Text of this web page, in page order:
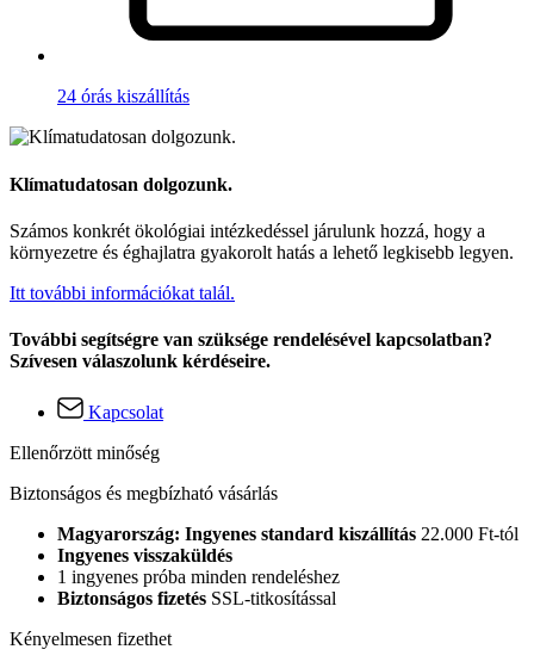
24 órás kiszállítás
Klímatudatosan dolgozunk.
Számos konkrét ökológiai intézkedéssel járulunk hozzá, hogy a
környezetre és éghajlatra gyakorolt hatás a lehető legkisebb legyen.
Itt további információkat talál.
További segítségre van szüksége rendelésével kapcsolatban?
Szívesen válaszolunk kérdéseire.
Kapcsolat
Ellenőrzött minőség
Biztonságos és megbízható vásárlás
Magyarország: Ingyenes standard kiszállítás 22.000 Ft-tól
Ingyenes visszaküldés
1 ingyenes próba minden rendeléshez
Biztonságos fizetés SSL-titkosítással
Kényelmesen fizethet